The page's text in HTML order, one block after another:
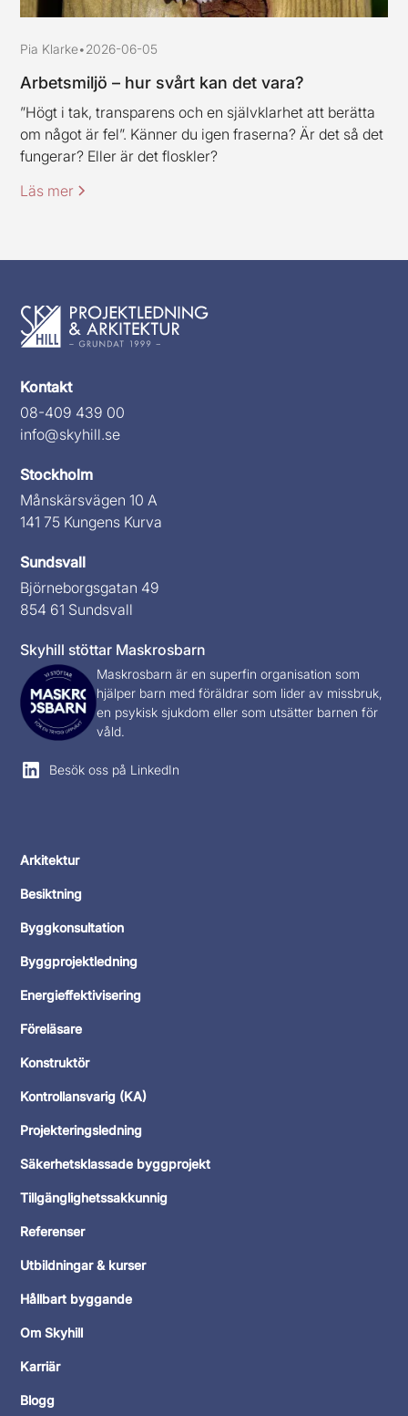
Pia Klarke•2026-06-05
Arbetsmiljö – hur svårt kan det vara?
”Högt i tak, transparens och en självklarhet att berätta
om något är fel”. Känner du igen fraserna? Är det så det
fungerar? Eller är det floskler?
Läs mer
Kontakt
08-409 439 00
info@skyhill.se
Stockholm
Månskärsvägen 10 A
141 75 Kungens Kurva
Sundsvall
Björneborgsgatan 49
854 61 Sundsvall
Skyhill stöttar Maskrosbarn
Maskrosbarn är en superfin organisation som
hjälper barn med föräldrar som lider av missbruk,
en psykisk sjukdom eller som utsätter barnen för
våld.
Besök oss på LinkedIn
Arkitektur
Besiktning
Byggkonsultation
Byggprojektledning
Energieffektivisering
Föreläsare
Konstruktör
Kontrollansvarig (KA)
Projekteringsledning
Säkerhetsklassade byggprojekt
Tillgänglighetssakkunnig
Referenser
Utbildningar & kurser
Hållbart byggande
Om Skyhill
Karriär
Blogg